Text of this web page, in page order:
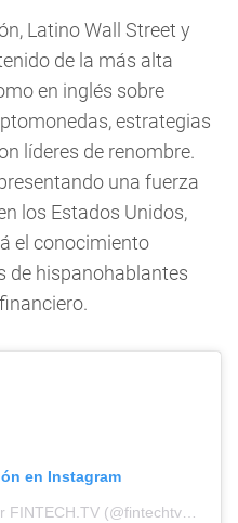
Latino Wall Street y
de la más alta
en inglés sobre
estrategias
líderes de renombre.
una fuerza
los Estados Unidos,
el conocimiento
de hispanohablantes
en Instagram